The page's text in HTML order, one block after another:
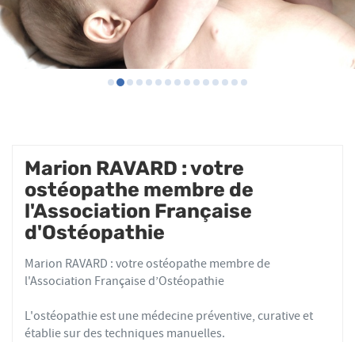
Marion RAVARD : votre
ostéopathe membre de
l'Association Française
d'Ostéopathie
Marion RAVARD : votre ostéopathe membre de
l'Association Française d’Ostéopathie
L'ostéopathie est une médecine préventive, curative et
établie sur des techniques manuelles.